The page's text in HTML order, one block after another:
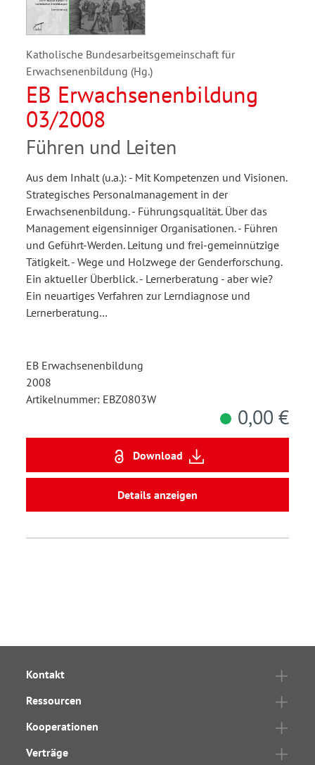
Katholische Bundesarbeitsgemeinschaft für
Erwachsenenbildung (Hg.)
EB Erwachsenenbildung
03/2008
Führen und Leiten
Aus dem Inhalt (u.a.): - Mit Kompetenzen und Visionen.
Strategisches Personalmanagement in der
Erwachsenenbildung. - Führungsqualität. Über das
Management eigensinniger Organisationen. - Führen
und Geführt-Werden. Leitung und frei-gemeinnützige
Tätigkeit. - Wege und Holzwege der Genderforschung.
Ein aktueller Überblick. - Lernerberatung - aber wie?
Ein neuartiges Verfahren zur Lerndiagnose und
Lernerberatung…
EB Erwachsenenbildung
2008
Artikelnummer: EBZ0803W
0,00 €
Download
Details anzeigen
Kontakt
Ressourcen
Kooperationen
Verträge